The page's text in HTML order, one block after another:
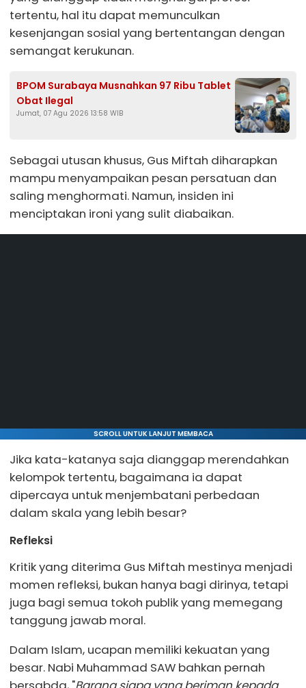
tertentu, hal itu dapat memunculkan
kesenjangan sosial yang bertentangan dengan
semangat kerukunan.
BPOM Surabaya Musnahkan 97 Ribu Tablet
Obat Ilegal
Jumat, 07 Agu 2026 13:58 WIB
Sebagai utusan khusus, Gus Miftah diharapkan
mampu menyampaikan pesan persatuan dan
saling menghormati. Namun, insiden ini
menciptakan ironi yang sulit diabaikan.
SCROLL UNTUK LANJUT MEMBACA
Jika kata-katanya saja dianggap merendahkan
kelompok tertentu, bagaimana ia dapat
dipercaya untuk menjembatani perbedaan
dalam skala yang lebih besar?
Refleksi
Kritik yang diterima Gus Miftah mestinya menjadi
momen refleksi, bukan hanya bagi dirinya, tetapi
juga bagi semua tokoh publik yang memegang
tanggung jawab moral.
Dalam Islam, ucapan memiliki kekuatan yang
besar. Nabi Muhammad SAW bahkan pernah